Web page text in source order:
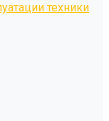
техники